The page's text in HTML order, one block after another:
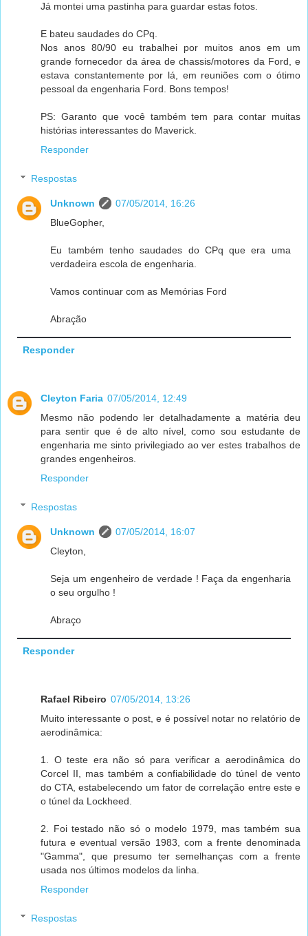
Já montei uma pastinha para guardar estas fotos.
E bateu saudades do CPq.
Nos anos 80/90 eu trabalhei por muitos anos em um
grande fornecedor da área de chassis/motores da Ford, e
estava constantemente por lá, em reuniões com o ótimo
pessoal da engenharia Ford. Bons tempos!
PS: Garanto que você também tem para contar muitas
histórias interessantes do Maverick.
Responder
Respostas
Unknown
07/05/2014, 16:26
BlueGopher,
Eu também tenho saudades do CPq que era uma
verdadeira escola de engenharia.
Vamos continuar com as Memórias Ford
Abração
Responder
Cleyton Faria 07/05/2014, 12:49
Mesmo não podendo ler detalhadamente a matéria deu
para sentir que é de alto nível, como sou estudante de
engenharia me sinto privilegiado ao ver estes trabalhos de
grandes engenheiros.
Responder
Respostas
Unknown
07/05/2014, 16:07
Cleyton,
Seja um engenheiro de verdade ! Faça da engenharia
o seu orgulho !
Abraço
Responder
Rafael Ribeiro 07/05/2014, 13:26
Muito interessante o post, e é possível notar no relatório de
aerodinâmica:
1. O teste era não só para verificar a aerodinâmica do
Corcel II, mas também a confiabilidade do túnel de vento
do CTA, estabelecendo um fator de correlação entre este e
o túnel da Lockheed.
2. Foi testado não só o modelo 1979, mas também sua
futura e eventual versão 1983, com a frente denominada
"Gamma", que presumo ter semelhanças com a frente
usada nos últimos modelos da linha.
Responder
Respostas